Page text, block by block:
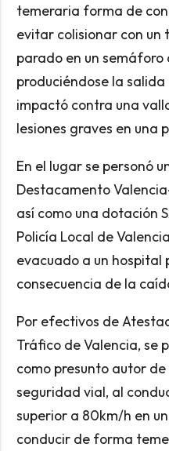
temeraria forma de
evitar colisionar con un
parado en un
produciéndose la
impactó contra una
lesiones graves en una
En el lugar se personó
Destacamento
así como una dotación
Policía Local de
evacuado a un hospital
consecuencia de la
Por efectivos de
Tráfico de Valencia, se
como presunto autor
seguridad vial, al
superior a 80km/h en
conducir de forma